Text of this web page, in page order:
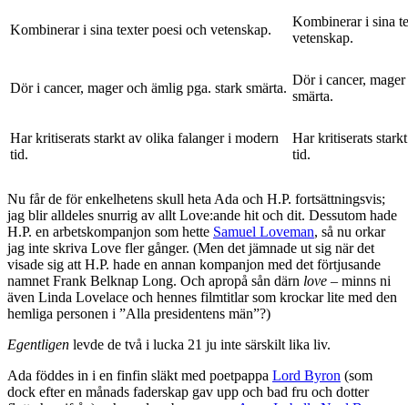
Kombinerar i sina texter poesi och vetenskap.
Kombinerar i sina
vetenskap.
Dör i cancer, mager och ämlig pga. stark smärta.
Dör i cancer,
smärta.
Har kritiserats starkt av olika falanger i modern
tid.
Har kritiserats
tid.
Nu får de för enkelhetens skull heta Ada och H.P. fortsättningsvis;
jag blir alldeles snurrig av allt Love:ande hit och dit. Dessutom hade
H.P. en arbetskompanjon som hette Samuel Loveman, så nu orkar
jag inte skriva Love fler gånger. (Men det jämnade ut sig när det
visade sig att H.P. hade en annan kompanjon med det förtjusande
namnet Frank Belknap Long. Och apropå sån därn love – minns ni
även Linda Lovelace och hennes filmtitlar som krockar lite med den
hemliga personen i ”Alla presidentens män”?)
Egentligen levde de två i lucka 21 ju inte särskilt lika liv.
Ada föddes in i en finfin släkt med poetpappa Lord Byron (som
dock efter en månads faderskap gav upp och bad fru och dotter